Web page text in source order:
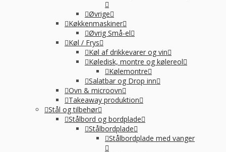
Øvrige
Køkkenmaskiner
Øvrig Små-el
Køl / Frys
Køl af drikkevarer og vin
Køledisk, montre og kølereol
Kølemontre
Salatbar og Drop inn
Ovn & microovn
Takeaway produktion
Stål og tilbehør
Stålbord og bordplade
Stålbordplade
Stålbordplade med vanger